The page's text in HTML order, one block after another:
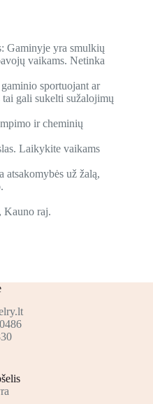
Gaminyje yra smulkių
vaikams. Netinka
sportuojant ar
gali sukelti sužalojimų
ir cheminių
Laikykite vaikams
atsakomybės už žalą,
Kauno raj.